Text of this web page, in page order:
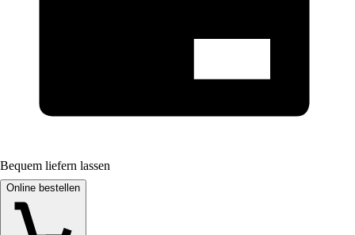
Bequem liefern lassen
Online bestellen